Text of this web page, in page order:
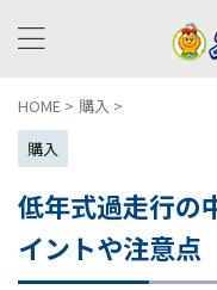
HOME > 購入 >
購入
低年式過走行の
イントや注意点